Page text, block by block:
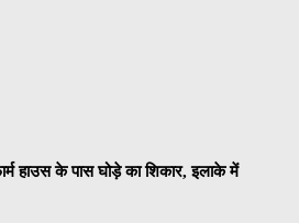
हाउस के पास घोड़े का शिकार, इलाके में